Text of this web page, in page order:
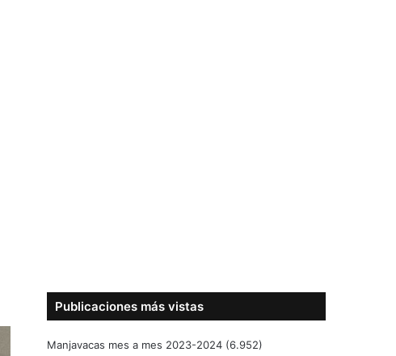
Publicaciones más vistas
Manjavacas mes a mes 2023-2024 (6.952)